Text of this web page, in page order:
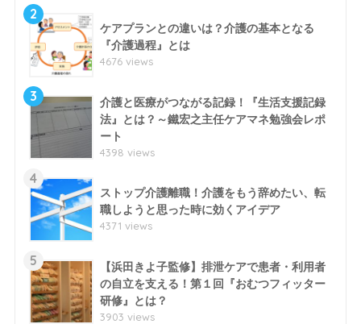
2
ケアプランとの違いは？介護の基本となる
『介護過程』とは
4676 views
3
介護と医療がつながる記録！『生活支援記録
法』とは？～鐵宏之主任ケアマネ勉強会レポ
ート
4398 views
4
ストップ介護離職！介護をもう辞めたい、転
職しようと思った時に効くアイデア
4371 views
5
【浜田きよ子監修】排泄ケアで患者・利用者
の自立を支える！第１回『おむつフィッター
研修』とは？
3903 views